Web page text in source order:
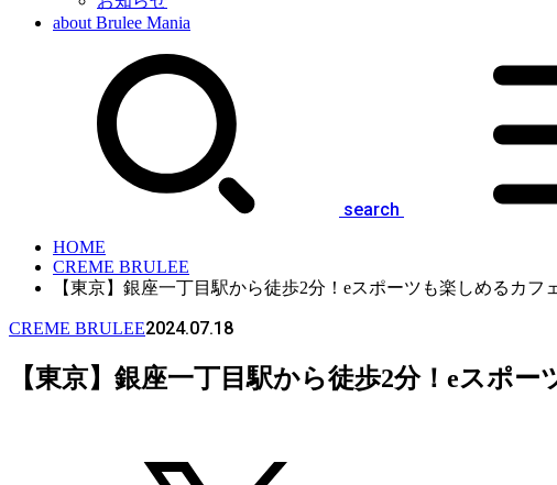
about Brulee Mania
search
HOME
CREME BRULEE
【東京】銀座一丁目駅から徒歩2分！eスポーツも楽しめるカ
CREME BRULEE2024.07.18
【東京】銀座一丁目駅から徒歩2分！eスポ